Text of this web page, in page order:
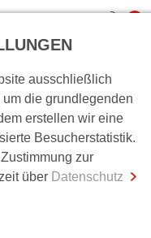
0,00 €
Zur Kasse
Im Laufe der Zeit ist
beachtliche Anzahl
zu unseren
zu den
ausschließlich
die grundlegenden
erstellen wir eine
Besucherstatistik.
zur
über Datenschutz